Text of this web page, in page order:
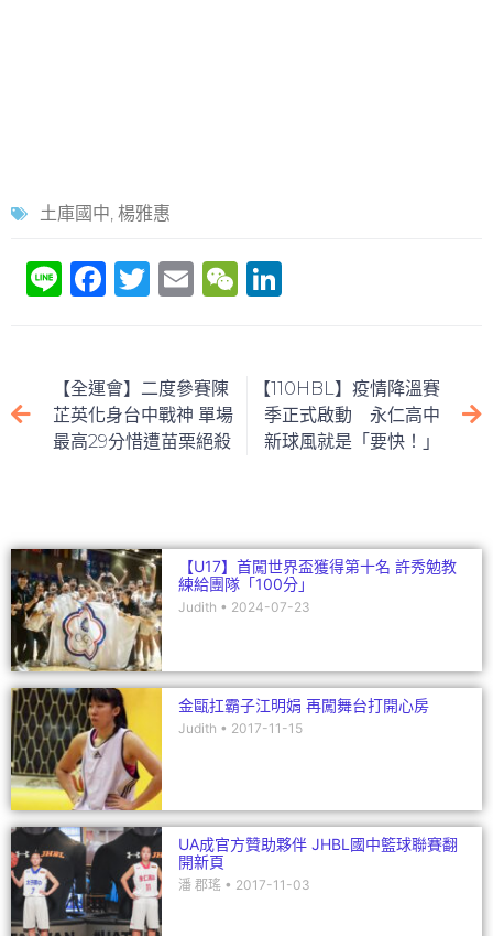
土庫國中, 楊雅惠
Li F
e
b
o
T
er
E
l
W
at
e
dI
n
【全運會】二度參賽陳
芷英化身台中戰神 單場
最高29分惜遭苗栗絕殺
【110HBL】疫情降溫賽
季正式啟動 永仁高中
新球風就是「要快！」
【U17】首闖世界盃獲得第十名 許秀勉教
練給團隊「100分」
Judith 2024-07-23
金甌扛霸子江明娟 再闖舞台打開心房
Judith 2017-11-15
UA成官方贊助夥伴 JHBL國中籃球聯賽翻
開新頁
潘 郡瑤 2017-11-03